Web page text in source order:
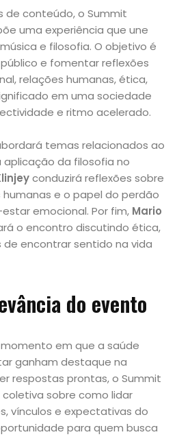
de conteúdo, o Summit
uma experiência que une
e filosofia. O objetivo é
e fomentar reflexões
relações humanas, ética,
em uma sociedade
e ritmo acelerado.
temas relacionados ao
da filosofia no
conduzirá reflexões sobre
e o papel do perdão
emocional. Por fim, Mario
o encontro discutindo ética,
encontrar sentido na vida
do evento
em que a saúde
ganham destaque na
respostas prontas, o Summit
sobre como lidar
vínculos e expectativas do
para quem busca